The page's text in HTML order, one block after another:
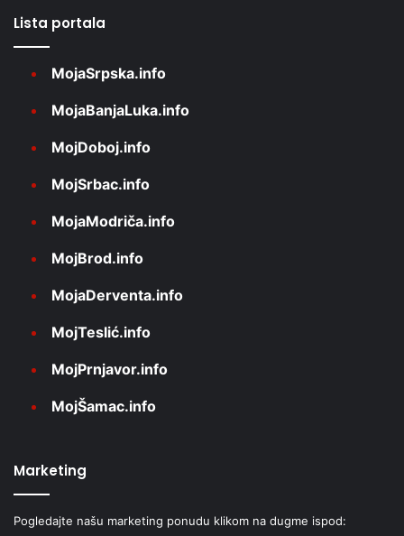
Lista portala
MojaSrpska.info
MojaBanjaLuka.info
MojDoboj.info
MojSrbac.info
MojaModriča.info
MojBrod.info
MojaDerventa.info
MojTeslić.info
MojPrnjavor.info
MojŠamac.info
Marketing
Pogledajte našu marketing ponudu klikom na dugme ispod: